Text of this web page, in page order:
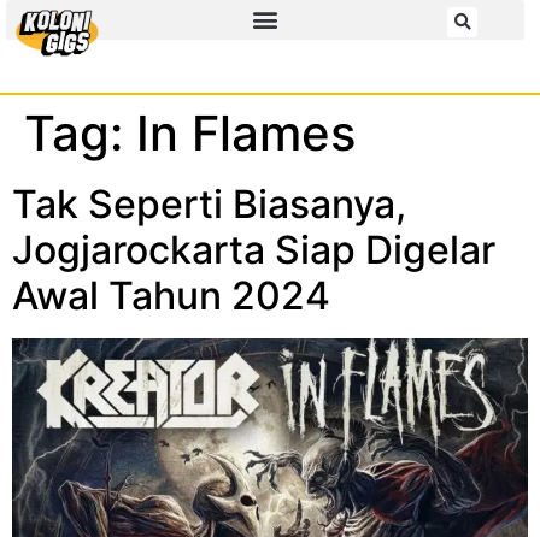
Tag: In Flames
Tak Seperti Biasanya,
Jogjarockarta Siap Digelar
Awal Tahun 2024